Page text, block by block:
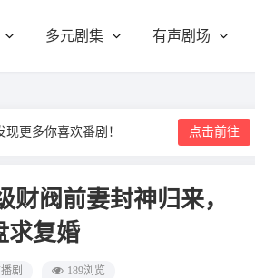
多元剧集 有声剧场
更多你喜欢番剧！ 点击前往
阀前妻封神归来，
求复婚
剧 189浏览